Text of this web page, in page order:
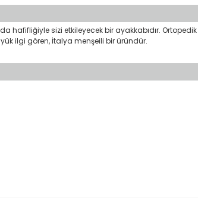
sizi etkileyecek bir ayakkabıdır.
ilgi gören, İtalya menşeili bir üründür.